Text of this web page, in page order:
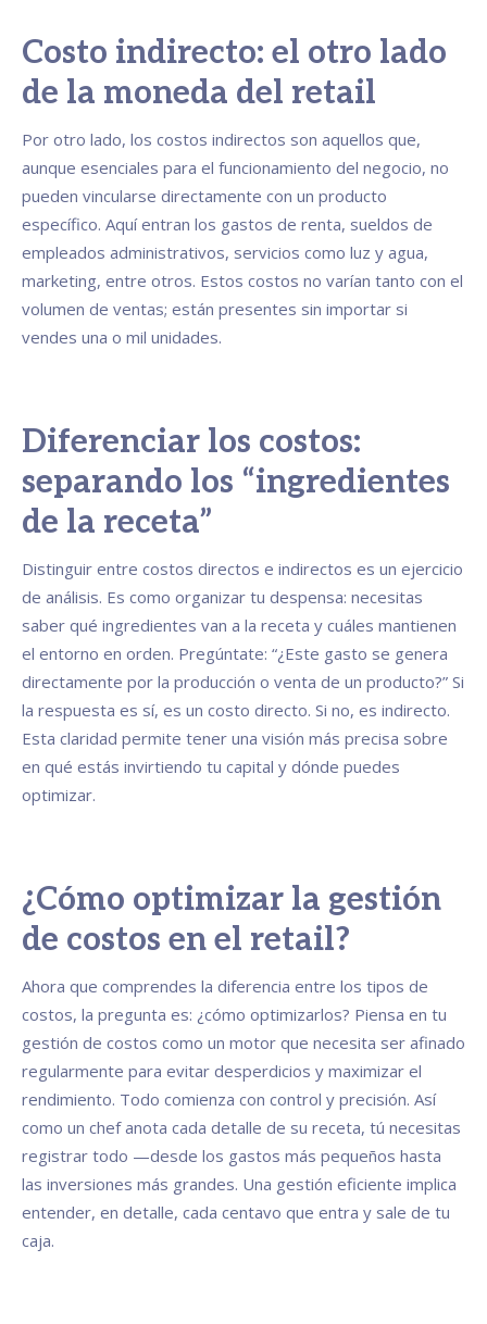
Costo indirecto: el otro lado
de la moneda del retail
Por otro lado, los costos indirectos son aquellos que,
aunque esenciales para el funcionamiento del negocio, no
pueden vincularse directamente con un producto
específico. Aquí entran los gastos de renta, sueldos de
empleados administrativos, servicios como luz y agua,
marketing, entre otros. Estos costos no varían tanto con el
volumen de ventas; están presentes sin importar si
vendes una o mil unidades.
Diferenciar los costos:
separando los “ingredientes
de la receta”
Distinguir entre costos directos e indirectos es un ejercicio
de análisis. Es como organizar tu despensa: necesitas
saber qué ingredientes van a la receta y cuáles mantienen
el entorno en orden. Pregúntate: “¿Este gasto se genera
directamente por la producción o venta de un producto?” Si
la respuesta es sí, es un costo directo. Si no, es indirecto.
Esta claridad permite tener una visión más precisa sobre
en qué estás invirtiendo tu capital y dónde puedes
optimizar.
¿Cómo optimizar la gestión
de costos en el retail?
Ahora que comprendes la diferencia entre los tipos de
costos, la pregunta es: ¿cómo optimizarlos? Piensa en tu
gestión de costos como un motor que necesita ser afinado
regularmente para evitar desperdicios y maximizar el
rendimiento. Todo comienza con control y precisión. Así
como un chef anota cada detalle de su receta, tú necesitas
registrar todo —desde los gastos más pequeños hasta
las inversiones más grandes. Una gestión eficiente implica
entender, en detalle, cada centavo que entra y sale de tu
caja.